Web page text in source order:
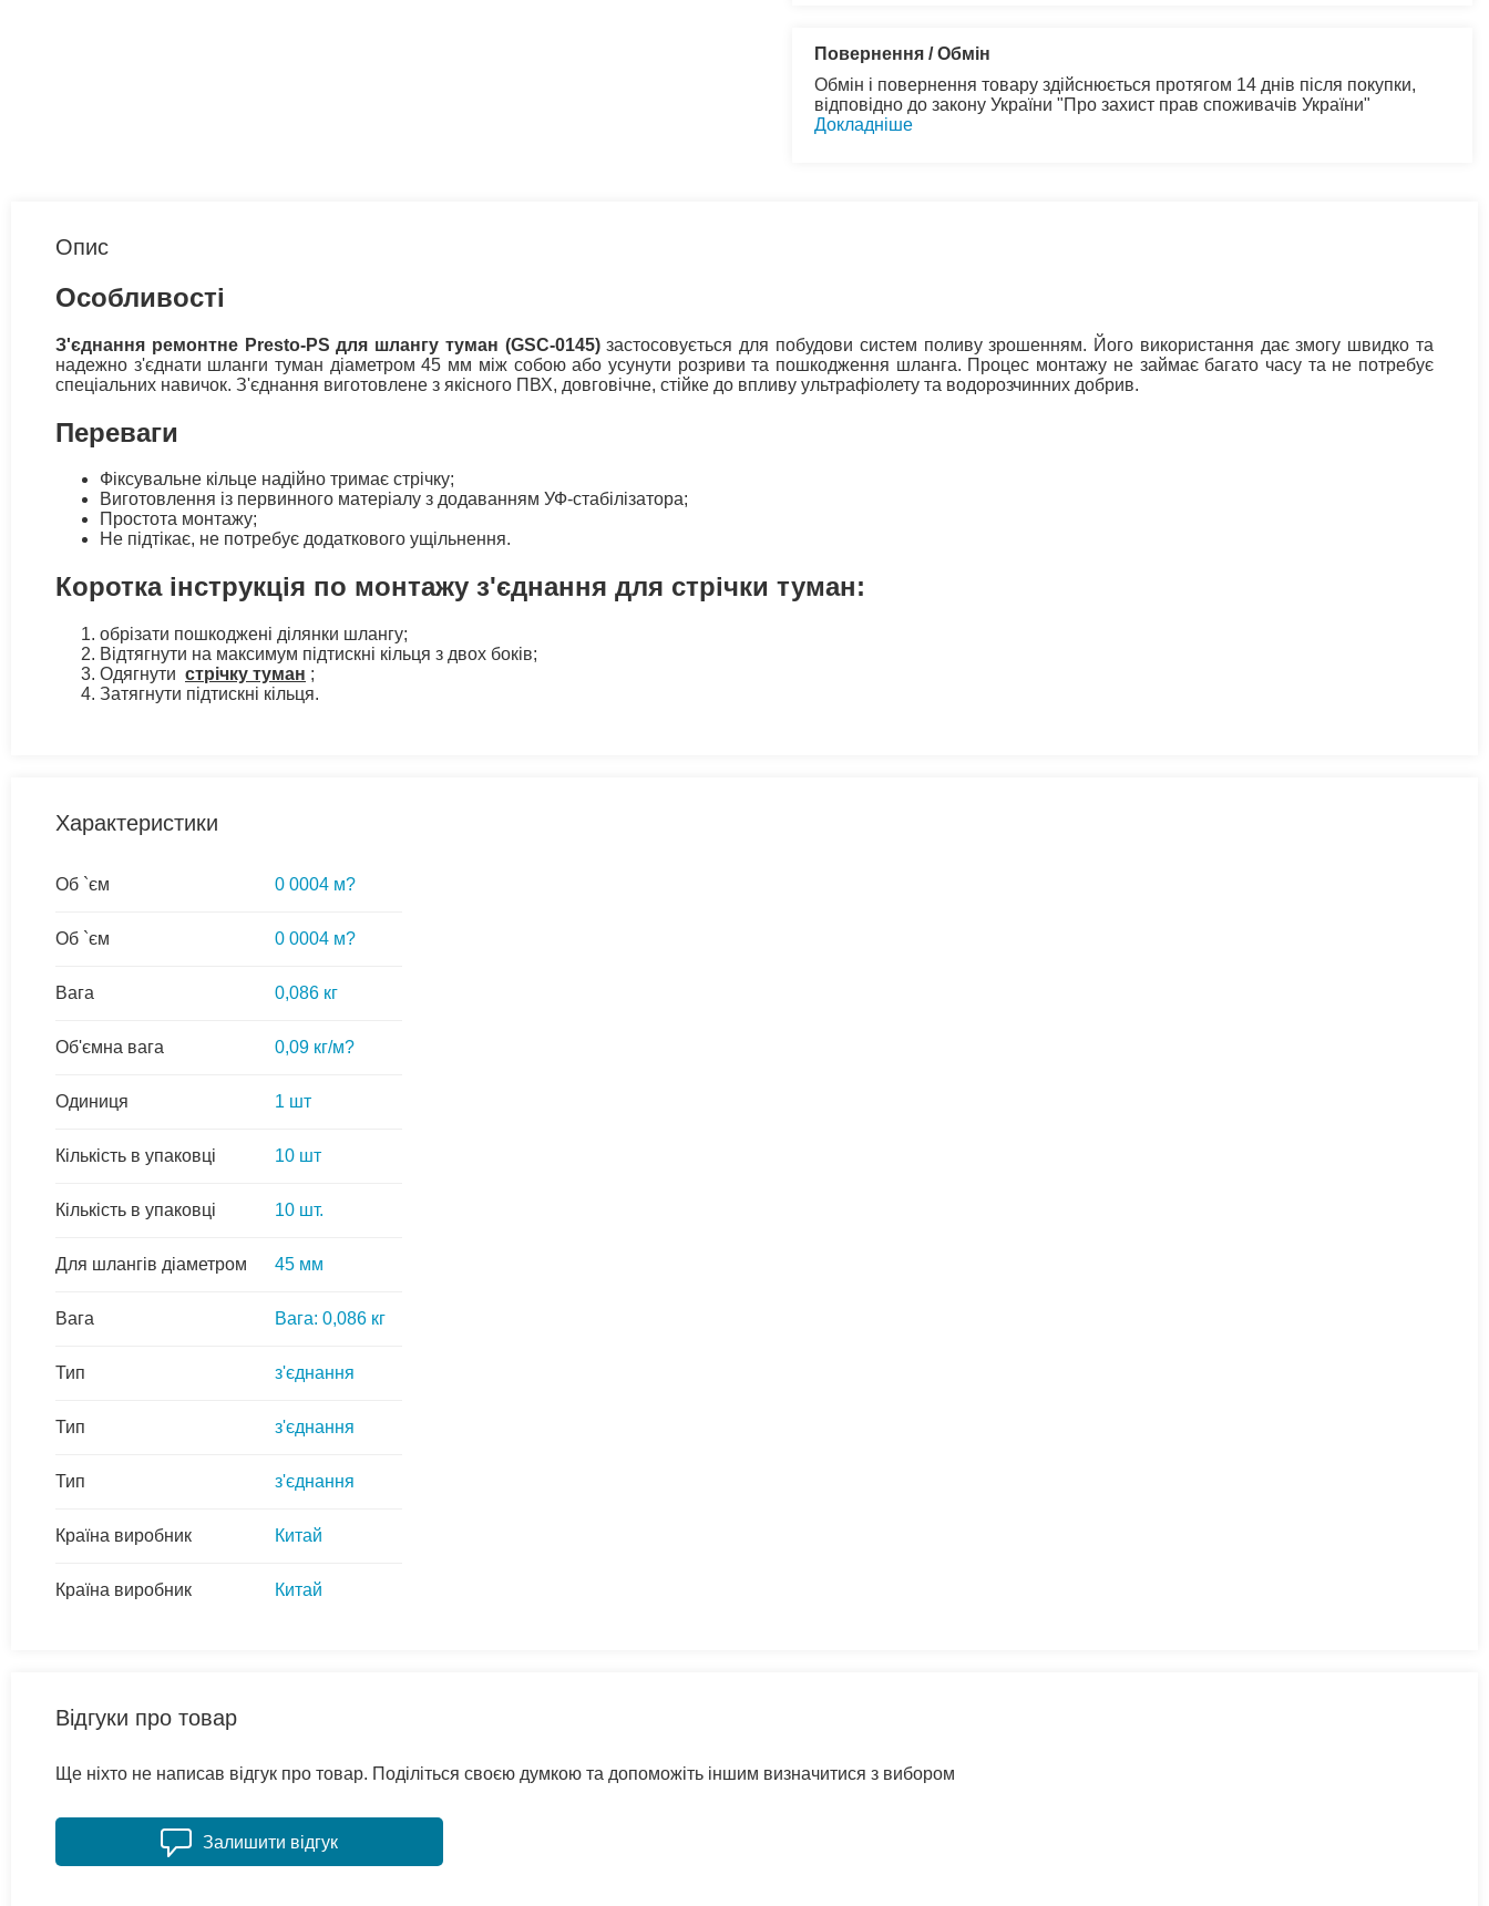
Повернення / Обмін
Обмін і повернення товару здійснюється протягом 14 днів після покупки,
відповідно до закону України "Про захист прав споживачів України"
Докладніше
Опис
Особливості
З'єднання ремонтне Presto-PS для шлангу туман (GSC-0145)застосовується для побудови систем поливу зрошенням. Його використання дає змогу швидко та
надежно з'єднати шланги туман діаметром 45 мм між собою або усунути розриви та пошкодження шланга. Процес монтажу не займає багато часу та не потребує
спеціальних навичок. З'єднання виготовлене з якісного ПВХ, довговічне, стійке до впливу ультрафіолету та водорозчинних добрив.
Переваги
Фіксувальне кільце надійно тримає стрічку;
Виготовлення із первинного матеріалу з додаванням УФ-стабілізатора;
Простота монтажу;
Не підтікає, не потребує додаткового ущільнення.
Коротка інструкція по монтажу з'єднання для стрічки туман:
обрізати пошкоджені ділянки шлангу;
Відтягнути на максимум підтискні кільця з двох боків;
Одягнути стрічку туман ;
Затягнути підтискні кільця.
Характеристики
Об `єм 0 0004 м?
Об `єм 0 0004 м?
Вага 0,086 кг
Об'ємна вага 0,09 кг/м?
Одиниця 1 шт
Кількість в упаковці 10 шт
Кількість в упаковці 10 шт.
Для шлангів діаметром 45 мм
Вага Вага: 0,086 кг
Тип з'єднання
Тип з'єднання
Тип з'єднання
Країна виробник Китай
Країна виробник Китай
Відгуки про товар
Ще ніхто не написав відгук про товар. Поділіться своєю думкою та допоможіть іншим визначитися з вибором
Залишити відгук